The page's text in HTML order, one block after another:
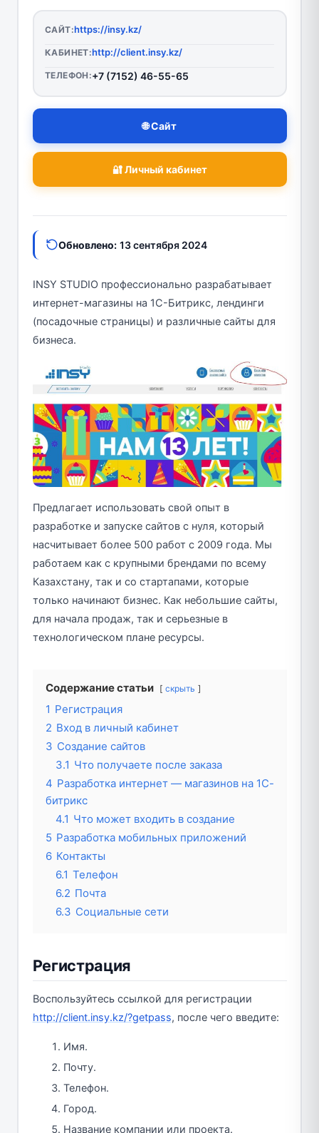
САЙТ:https://insy.kz/
КАБИНЕТ:http://client.insy.kz/
ТЕЛЕФОН:+7 (7152) 46-55-65
🌐 Сайт
🔐 Личный кабинет
Обновлено: 13 сентября 2024
INSY STUDIO профессионально разрабатывает
интернет-магазины на 1С-Битрикс, лендинги
(посадочные страницы) и различные сайты для
бизнеса.
Предлагает использовать свой опыт в
разработке и запуске сайтов с нуля, который
насчитывает более 500 работ с 2009 года. Мы
работаем как с крупными брендами по всему
Казахстану, так и со стартапами, которые
только начинают бизнес. Как небольшие сайты,
для начала продаж, так и серьезные в
технологическом плане ресурсы.
Содержание статьи скрыть
1 Регистрация
2 Вход в личный кабинет
3 Создание сайтов
3.1 Что получаете после заказа
4 Разработка интернет — магазинов на 1С-
битрикс
4.1 Что может входить в создание
5 Разработка мобильных приложений
6 Контакты
6.1 Телефон
6.2 Почта
6.3 Социальные сети
Регистрация
Воспользуйтесь ссылкой для регистрации
http://client.insy.kz/?getpass, после чего введите:
Имя.
Почту.
Телефон.
Город.
Название компании или проекта.